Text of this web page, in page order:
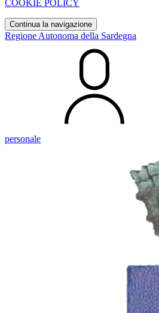
COOKIE POLICY
Continua la navigazione
Regione Autonoma della Sardegna
personale